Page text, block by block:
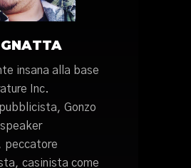
insana alla base
Inc.
Gonzo
peccatore
casinista come